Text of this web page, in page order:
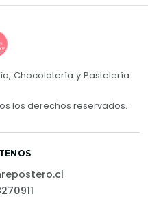
Chocolatería y Pastelería.
los derechos reservados.